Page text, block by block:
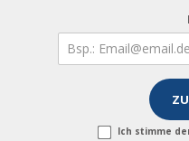
Ich stimme